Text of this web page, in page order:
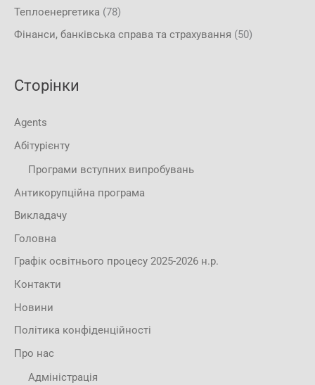
Теплоенергетика (78)
Фінанси, банківська справа та страхування (50)
Сторінки
Agents
Абітурієнту
Програми вступних випробувань
Антикорупційна програма
Викладачу
Головна
Графік освітнього процесу 2025-2026 н.р.
Контакти
Новини
Політика конфіденційності
Про нас
Адміністрація